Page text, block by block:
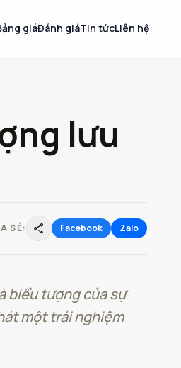
giáĐánh giáTin tứcLiên hệ
lưu
SẺ: share Facebook Zalo
biểu tượng của sự
một trải nghiệm